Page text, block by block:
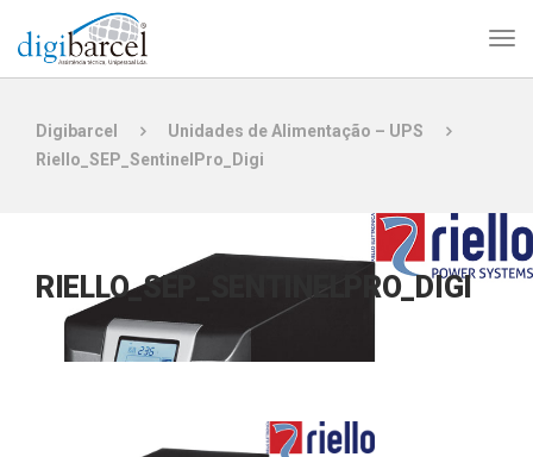
Digibarcel
Unidades de Alimentação – UPS
Riello_SEP_SentinelPro_Digi
RIELLO_SEP_SENTINELPRO_DIGI